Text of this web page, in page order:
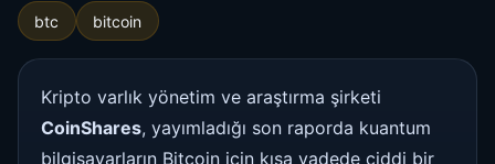
btc bitcoin
Kripto varlık yönetim ve araştırma şirketi
CoinShares, yayımladığı son raporda kuantum
bilgisayarların Bitcoin için kısa vadede ciddi bir